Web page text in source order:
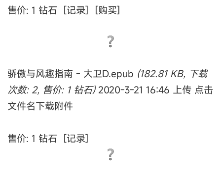
售价: 1 钻石 [记录] [购买]
骄傲与风趣指南 - 大卫D.epub (182.81 KB, 下载
次数: 2, 售价: 1 钻石) 2020-3-21 16:46 上传 点击
文件名下载附件
售价: 1 钻石 [记录]